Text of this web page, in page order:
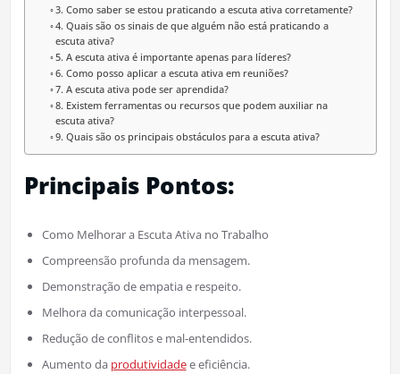
3. Como saber se estou praticando a escuta ativa corretamente?
4. Quais são os sinais de que alguém não está praticando a
escuta ativa?
5. A escuta ativa é importante apenas para líderes?
6. Como posso aplicar a escuta ativa em reuniões?
7. A escuta ativa pode ser aprendida?
8. Existem ferramentas ou recursos que podem auxiliar na
escuta ativa?
9. Quais são os principais obstáculos para a escuta ativa?
Principais Pontos:
Como Melhorar a Escuta Ativa no Trabalho
Compreensão profunda da mensagem.
Demonstração de empatia e respeito.
Melhora da comunicação interpessoal.
Redução de conflitos e mal-entendidos.
Aumento da produtividadee eficiência.